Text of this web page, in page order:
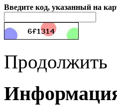
Введите код, указанный на
Продолжить